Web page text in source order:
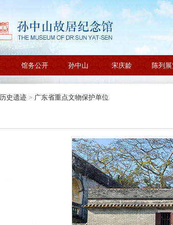
馆务公开 孙中山 宋庆龄 陈列
历史遗迹 > 广东省重点文物保护单位